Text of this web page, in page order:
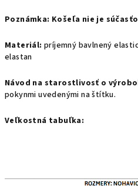
Poznámka: Košeľa nie je
Materiál: príjemný bavlnený
elastan
Návod na starostlivosť o
pokynmi uvedenými na štítku.
Veľkostná tabuľka: